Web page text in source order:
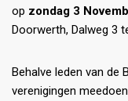
op zondag 3
Doorwerth, Dalweg 3
Behalve leden van de
verenigingen